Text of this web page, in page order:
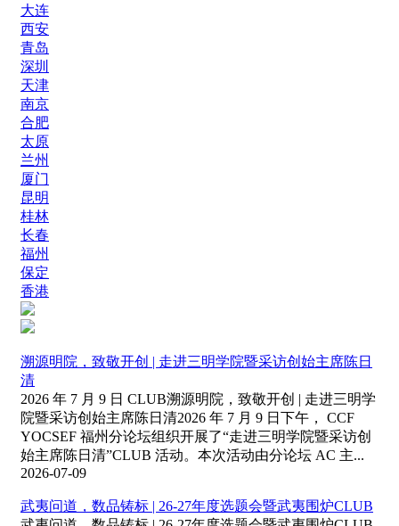
大连
西安
青岛
深圳
天津
南京
合肥
太原
兰州
厦门
昆明
桂林
长春
福州
保定
香港
溯源明院，致敬开创 | 走进三明学院暨采访创始主席陈日
清
2026 年 7 月 9 日 CLUB溯源明院，致敬开创 | 走进三明学
院暨采访创始主席陈日清2026 年 7 月 9 日下午， CCF
YOCSEF 福州分论坛组织开展了“走进三明学院暨采访创
始主席陈日清”CLUB 活动。本次活动由分论坛 AC 主...
2026-07-09
武夷问道，数品铸标 | 26-27年度选题会暨武夷围炉CLUB